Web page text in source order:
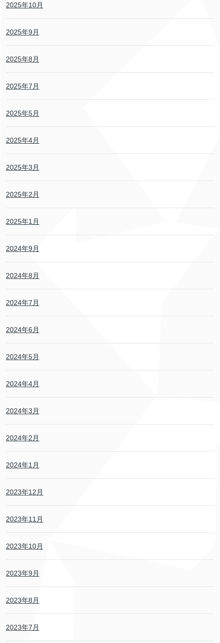
2025年10月
2025年9月
2025年8月
2025年7月
2025年5月
2025年4月
2025年3月
2025年2月
2025年1月
2024年9月
2024年8月
2024年7月
2024年6月
2024年5月
2024年4月
2024年3月
2024年2月
2024年1月
2023年12月
2023年11月
2023年10月
2023年9月
2023年8月
2023年7月